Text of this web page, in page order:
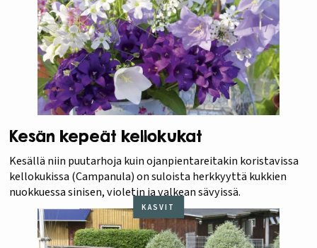
Kesän kepeät kellokukat
Kesällä niin puutarhoja kuin ojanpientareitakin koristavissa
kellokukissa (Campanula) on suloista herkkyyttä kukkien
nuokkuessa sinisen, violetin ja valkean sävyissä.
KASVIT